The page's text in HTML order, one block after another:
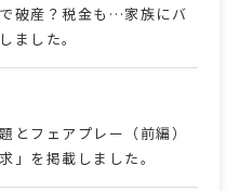
破産？税金も…家族にバ
ました。
とフェアプレー（前編）
」を掲載しました。